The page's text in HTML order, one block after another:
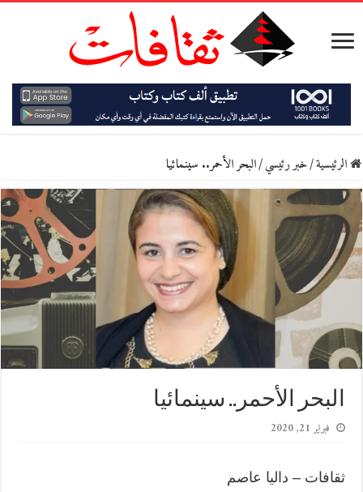
الرئيسية/خبر رئيسي/البحر الأحمر.. سينمائيا
البحر الأحمر.. سينمائيا
فبراير 21, 2020
ثقافات – داليا عاصم